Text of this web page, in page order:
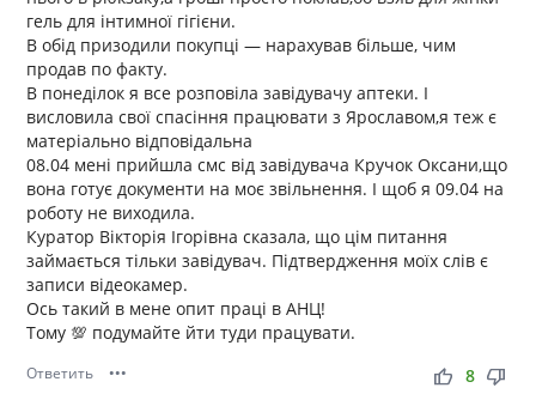
гель для інтимної гігієни.
В обід призодили покупці — нарахував більше, чим
продав по факту.
В понеділок я все розповіла завідувачу аптеки. І
висловила свої спасіння працювати з Ярославом,я теж є
матеріально відповідальна
08.04 мені прийшла смс від завідувача Кручок Оксани,що
вона готує документи на моє звільнення. І щоб я 09.04 на
роботу не виходила.
Куратор Вікторія Ігорівна сказала, що цім питання
займається тільки завідувач. Підтвердження моїх слів є
записи відеокамер.
Ось такий в мене опит праці в АНЦ!
Тому 💯 подумайте йти туди працувати.
Ответить ••• thumb_up thumb_down
8